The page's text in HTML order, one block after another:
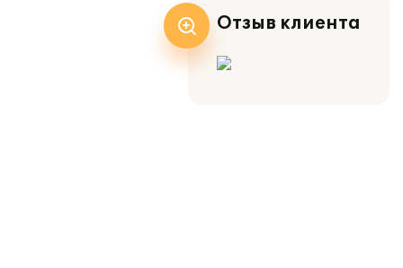
Отзыв клиента